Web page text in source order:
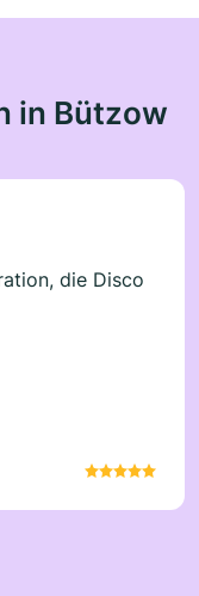
in Bützow
die Disco